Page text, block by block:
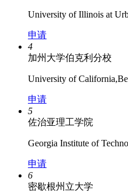
University of Illinois at
申请
4
加州大学伯克利分校
University of
申请
5
佐治亚理工学院
Georgia Institute of
申请
6
密歇根州立大学